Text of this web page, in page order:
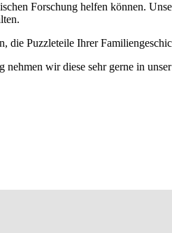
Forschung helfen können.
Puzzleteile Ihrer
nehmen wir diese sehr gerne in